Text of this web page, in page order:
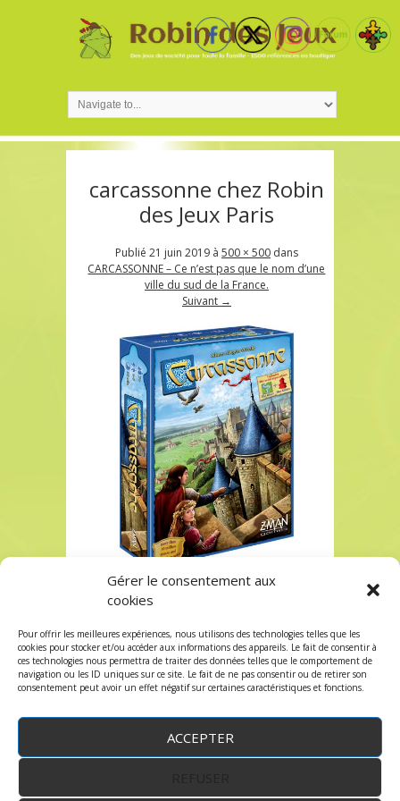
Gérer le consentement aux
cookies
Pour offrir les meilleures expériences, nous utilisons des technologies telles que les
cookies pour stocker et/ou accéder aux informations des appareils. Le fait de consentir à
ces technologies nous permettra de traiter des données telles que le comportement de
navigation ou les ID uniques sur ce site. Le fait de ne pas consentir ou de retirer son
consentement peut avoir un effet négatif sur certaines caractéristiques et fonctions.
ACCEPTER
carcassonne chez Robin
des Jeux Paris
Publié 21 juin 2019à 500 × 500dans
CARCASSONNE – Ce n’est pas que le nom d’une
ville du sud de la France.
Suivant →
carcassonne chez Robin des Jeux Paris
Les commentaires et les trackbacks sont
fermés.